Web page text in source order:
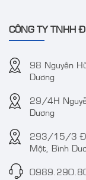
CÔNG TY TNHH
98 Nguyễn
Dương
29/4H
Dương
293/15/3
Một, Bình